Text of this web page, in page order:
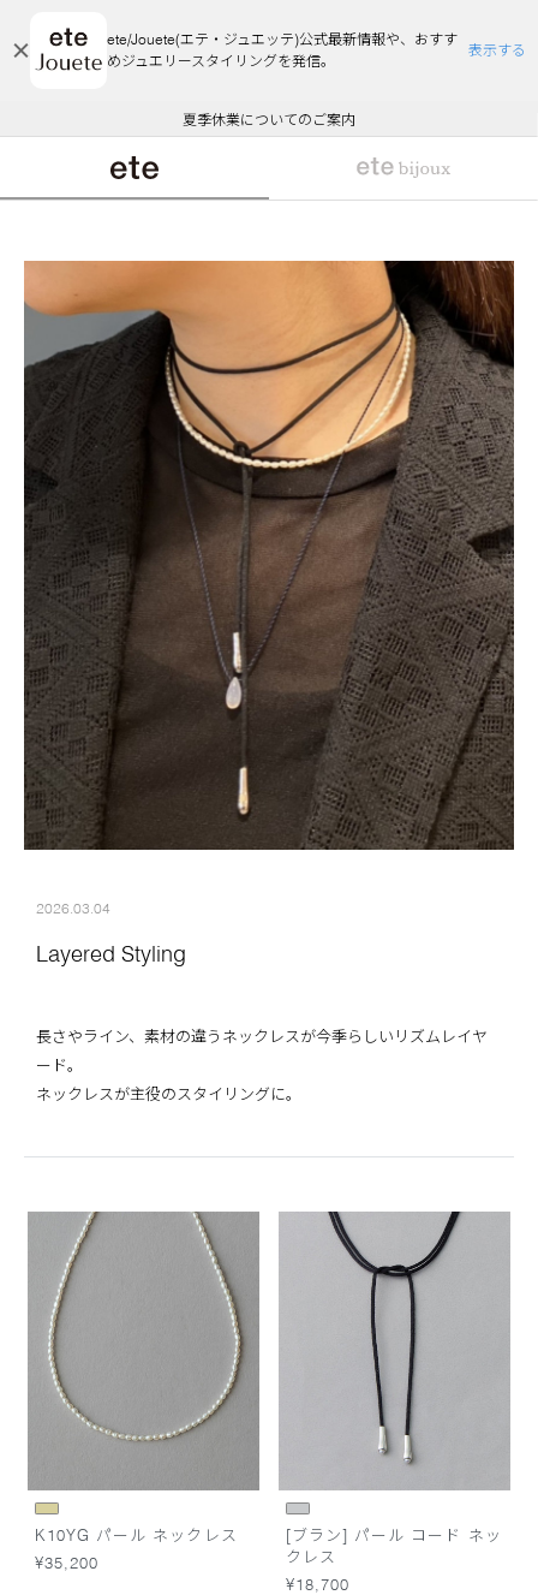
ete/Jouete(エテ・ジュエッテ)公式最新情報や、おすす
めジュエリースタイリングを発信。
表示する
エコラッピング及びエコポイント付与のご案内
ご注文いただいたお品物のお届け状況について
夏季休業についてのご案内
WEB Limited Items >>
採用のご案内
悪質な偽サイトにご注意ください
エコラッピング及びエコポイント付与のご案内
ご注文いただいたお品物のお届け状況について
2026.03.04
Layered Styling
長さやライン、素材の違うネックレスが今季らしいリズムレイヤ
ード。
ネックレスが主役のスタイリングに。
K10YG パール ネックレス
¥35,200
[ブラン] パール コード ネッ
クレス
¥18,700